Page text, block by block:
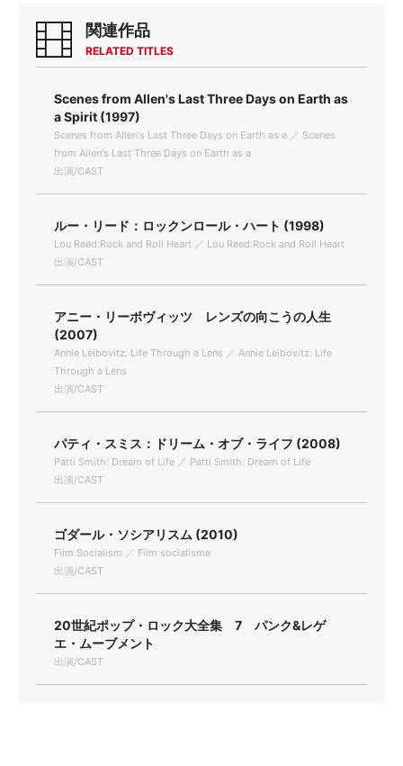
関連作品
RELATED TITLES
Scenes from Allen's Last Three Days on Earth as
a Spirit (1997)
Scenes from Allen's Last Three Days on Earth as a ／ Scenes
from Allen's Last Three Days on Earth as a
出演/CAST
ルー・リード：ロックンロール・ハート (1998)
Lou Reed:Rock and Roll Heart ／ Lou Reed:Rock and Roll Heart
出演/CAST
アニー・リーボヴィッツ レンズの向こうの人生
(2007)
Annie Leibovitz: Life Through a Lens ／ Annie Leibovitz: Life
Through a Lens
出演/CAST
パティ・スミス：ドリーム・オブ・ライフ (2008)
Patti Smith: Dream of Life ／ Patti Smith: Dream of Life
出演/CAST
ゴダール・ソシアリスム (2010)
Film Socialism ／ Film socialisme
出演/CAST
20世紀ポップ・ロック大全集 7 パンク&レゲ
エ・ムーブメント
出演/CAST